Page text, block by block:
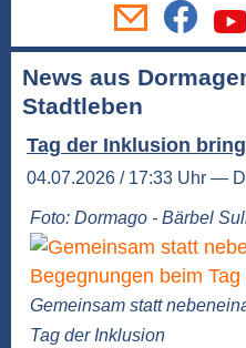
News aus
Stadtleben
Tag der Inklusion
04.07.2026 / 17:33 Uhr —
Foto: Dormago - Bärbel
Gemeinsam statt
Tag der Inklusion